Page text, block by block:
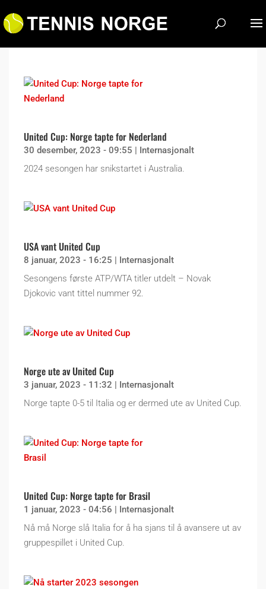
United Cup: Norge tapte for Nederland
30 desember, 2023 - 09:55 | Internasjonalt
2024 sesongen har snikstartet i Australia.
USA vant United Cup
8 januar, 2023 - 16:25 | Internasjonalt
Sesongens første ATP/WTA titler utdelt – Novak
Djokovic vant tittel nummer 92.
Norge ute av United Cup
3 januar, 2023 - 11:32 | Internasjonalt
Norge tapte 0-5 til Italia og er dermed ute av United Cup.
United Cup: Norge tapte for Brasil
1 januar, 2023 - 04:56 | Internasjonalt
Nå må Norge slå Italia for å ha sjans til å avansere ut av
gruppespillet i United Cup.